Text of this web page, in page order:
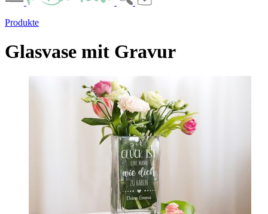
Produkte
Glasvase mit Gravur